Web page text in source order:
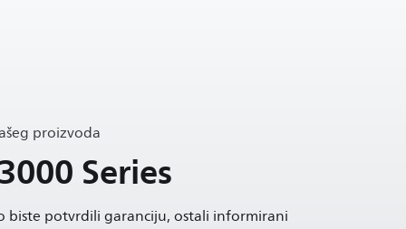
proizvoda
Series
biste potvrdili garanciju, ostali informirani